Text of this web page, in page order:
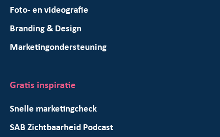
Foto- en videografie
Branding & Design
Marketingondersteuning
Gratis inspiratie
Snelle marketingcheck
SAB Zichtbaarheid Podcast